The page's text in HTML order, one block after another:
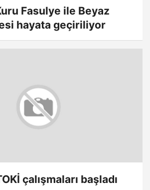
Fasulye ile Beyaz
hayata geçiriliyor
çalışmaları başladı